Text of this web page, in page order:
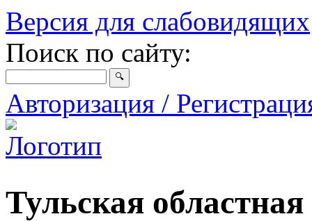
Версия для слабовидящих
Поиск по сайту:
Авторизация /
Тульская